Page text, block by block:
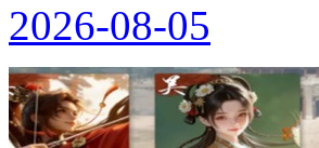
2026-08-05